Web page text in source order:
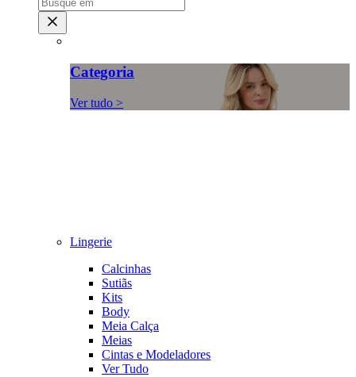
Categoria
Ver tudo >
Lingerie
Calcinhas
Sutiãs
Kits
Body
Meia Calça
Meias
Cintas e Modeladores
Ver Tudo